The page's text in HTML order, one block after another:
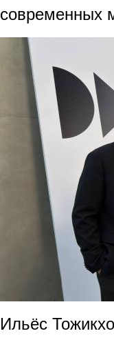
современных
Ильёс